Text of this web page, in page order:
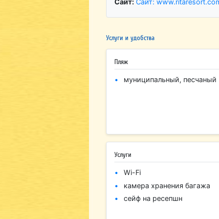
Сайт: Сайт:
Услуги и удобства
Пляж
муниципальный, песчаный
Услуги
Wi-Fi
камера хранения багажа
сейф на ресепшн